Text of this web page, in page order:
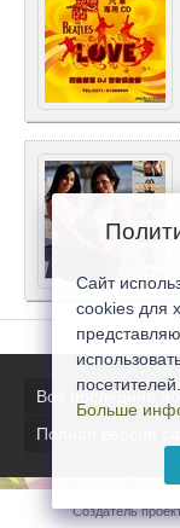
Все последние
Полная версия
Создатель
Сайт
cookies для
посетителей...
Больше